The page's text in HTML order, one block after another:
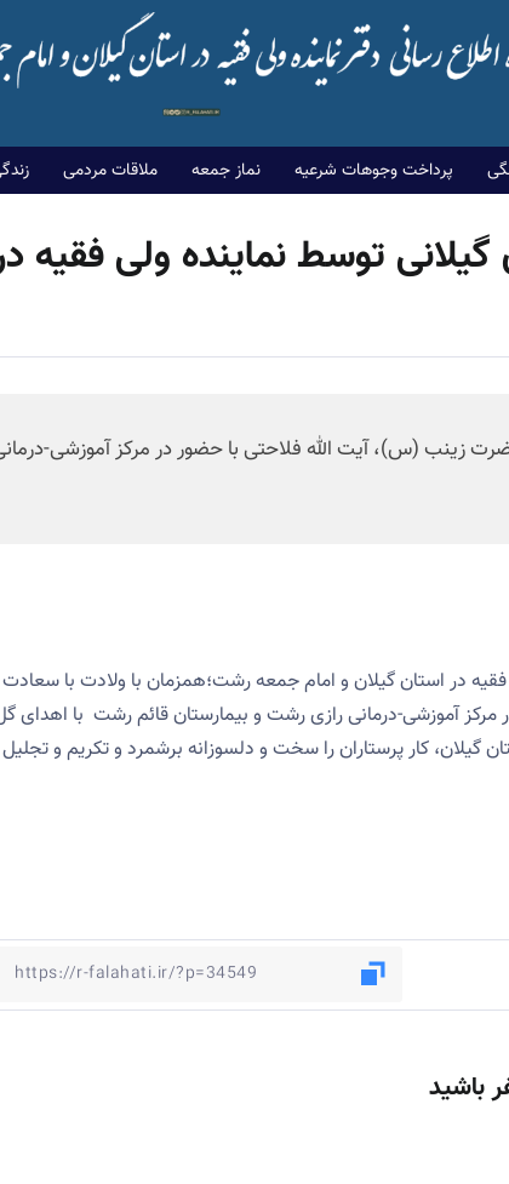
پرداخت وجوهات شرعیه نماز جمعه ملاقات مردمی
گیلانی توسط نماینده ولی فقیه
زینب (س)، آیت الله فلاحتی با حضور در مرکز آموزشی-
فقیه در استان گیلان و امام جمعه رشت؛همزمان با ولادت با سعادت
آموزشی-درمانی رازی رشت و بیمارستان قائم رشت با اهدای
گیلان، کار پرستاران را سخت و دلسوزانه برشمرد و تکریم و تجلیل
باشید